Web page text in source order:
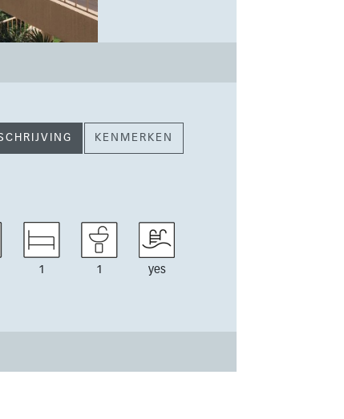
KENMERKEN
1 1 yes